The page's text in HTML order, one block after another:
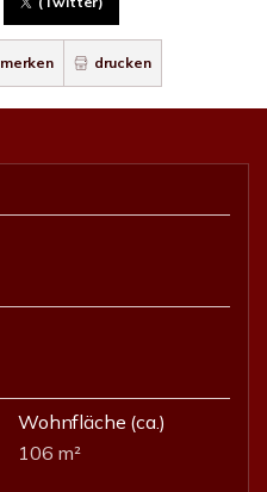
merken drucken
Wohnfläche (ca.)
106 m²